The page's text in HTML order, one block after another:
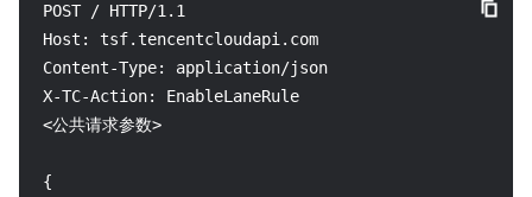
POST / HTTP/1.1
Host: tsf.tencentcloudapi.com
Content-Type: application/json
X-TC-Action: EnableLaneRule
<公共请求参数>
{